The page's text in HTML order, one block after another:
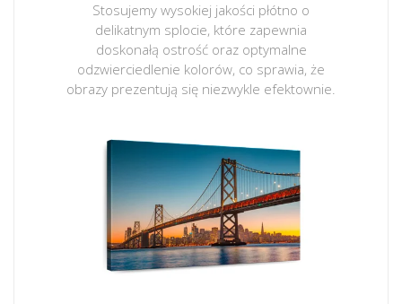
Stosujemy wysokiej jakości płótno o
delikatnym splocie, które zapewnia
doskonałą ostrość oraz optymalne
odzwierciedlenie kolorów, co sprawia, że
obrazy prezentują się niezwykle efektownie.